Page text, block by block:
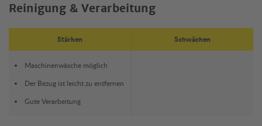
Reinigung & Verarbeitung
Stärken Schwächen
Maschinenwäsche möglich
Der Bezug ist leicht zu entfernen
Gute Verarbeitung